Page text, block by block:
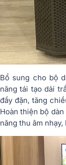
Bổ sung cho bộ
năng tái tạo dải
đầy đặn, tăng
Hoàn thiện bộ dàn
năng thu âm